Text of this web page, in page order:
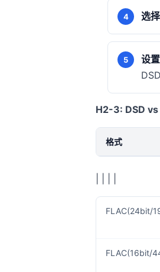
选
设
H2-3: DSD vs
格式
FLAC(24bit/
FLAC(16bit/